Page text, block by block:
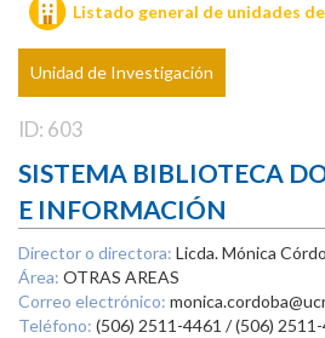
Listado general de unidades
Unidad de Investigación
ID: 603
SISTEMA BIBLIOTECA
E INFORMACIÓN
Director o directora: Licda. Mónica
Área: OTRAS AREAS
Correo electrónico:
Teléfono: (506) 2511-4461 / (506)